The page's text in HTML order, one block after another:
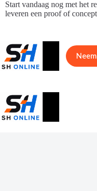
Ga
naar
Start vandaag nog met het
leveren een proof of